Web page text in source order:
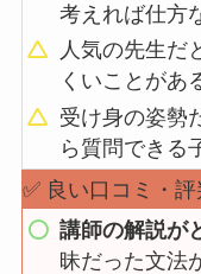
考えれば仕方
人気の先生だ
くいことがあ
受け身の姿勢
ら質問できる
✅ 良い口コミ・評
講師の解説が
昧だった文法